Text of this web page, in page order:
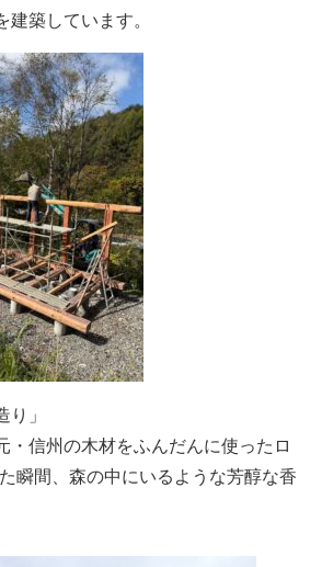
築しています。
」
・信州の木材をふんだんに使ったロ
瞬間、森の中にいるような芳醇な香